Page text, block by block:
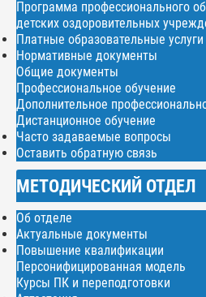
Программа профессионального
детских оздоровительных
Платные образовательные услуги
Нормативные документы
Общие документы
Профессиональное обучение
Дополнительное
Дистанционное обучение
Часто задаваемые вопросы
Оставить обратную связь
МЕТОДИЧЕСКИЙ ОТДЕЛ
Об отделе
Актуальные документы
Повышение квалификации
Персонифицированная модель
Курсы ПК и переподготовки